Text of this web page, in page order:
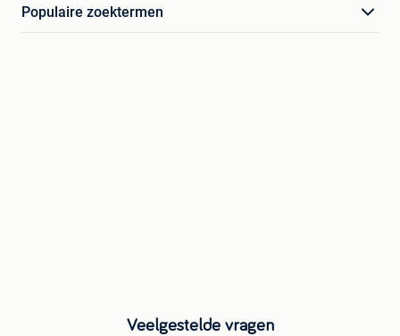
Populaire zoektermen
Veelgestelde vragen